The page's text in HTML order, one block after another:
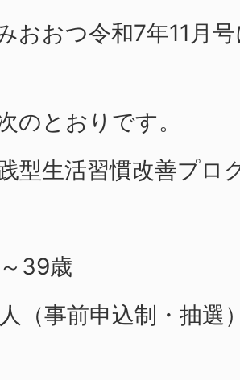
おおつ令和7年11月
のとおりです。
型生活習慣改善プロ
39歳
（事前申込制・抽選